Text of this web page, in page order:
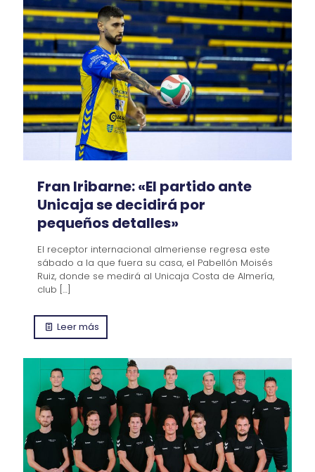
Fran Iribarne: «El partido ante
Unicaja se decidirá por
pequeños detalles»
El receptor internacional almeriense regresa este
sábado a la que fuera su casa, el Pabellón Moisés
Ruiz, donde se medirá al Unicaja Costa de Almería,
club […]
Leer más